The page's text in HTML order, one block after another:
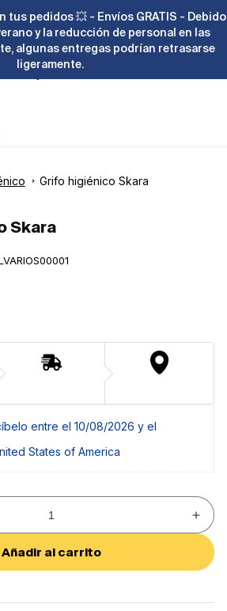
tus pedidos 💥 - Envíos GRATIS - Debido
y la reducción de personal en las
algunas entregas podrían retrasarse
ligeramente.
Grifo higiénico Skara
Skara
entre el 10/08/2026 y el
States of America
para
Grifo
Añadir al carrito